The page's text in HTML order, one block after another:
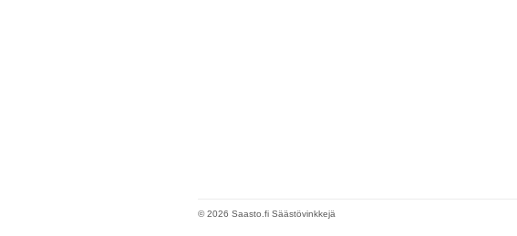
© 2026 Saasto.fi Säästövinkkejä